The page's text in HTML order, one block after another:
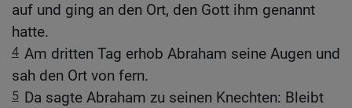
auf und ging an den Ort, den Gott ihm genannt
hatte.
4 Am dritten Tag erhob Abraham seine Augen und
sah den Ort von fern.
5 Da sagte Abraham zu seinen Knechten: Bleibt